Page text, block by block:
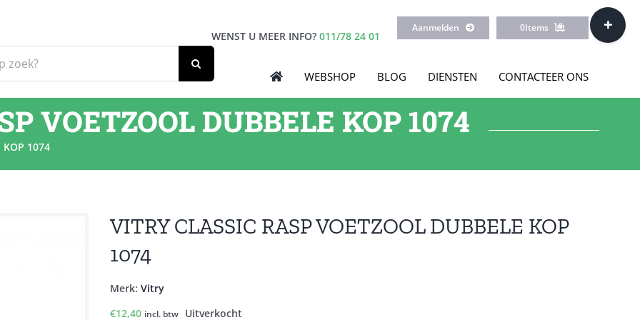
WENST U MEER INFO? 011/78 24 01
Aanmelden 0Items
WEBSHOP BLOG DIENSTEN CONTACTEER ONS
VOETZOOL DUBBELE KOP 1074
KOP 1074
VITRY CLASSIC RASP VOETZOOL DUBBELE KOP
1074
Merk: Vitry
€12,40 incl. btw Uitverkocht
Toggle
Sliding